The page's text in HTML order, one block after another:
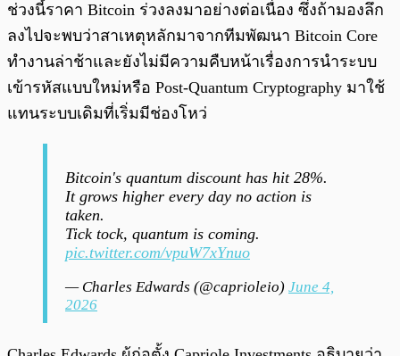
ช่วงนี้ราคา Bitcoin ร่วงลงมาอย่างต่อเนื่อง ซึ่งถ้ามองลึก
ลงไปจะพบว่าสาเหตุหลักมาจากทีมพัฒนา Bitcoin Core
ทำงานล่าช้าและยังไม่มีความคืบหน้าเรื่องการนำระบบ
เข้ารหัสแบบใหม่หรือ Post-Quantum Cryptography มาใช้
แทนระบบเดิมที่เริ่มมีช่องโหว่
Bitcoin's quantum discount has hit 28%.
It grows higher every day no action is
taken.
Tick tock, quantum is coming.
pic.twitter.com/vpuW7xYnuo
— Charles Edwards (@caprioleio) June 4,
2026